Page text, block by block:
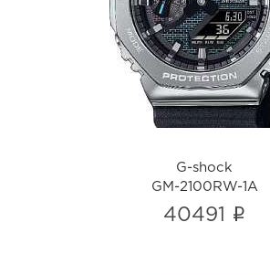
GM-2100RW-1A
i
G-shock
GM-2100RW-1A
40491 i